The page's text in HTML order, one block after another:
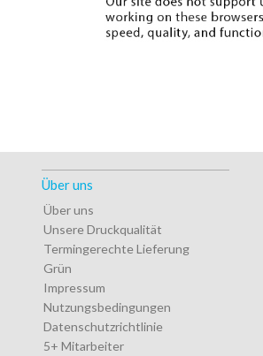
Über uns
Über uns
Unsere Druckqualität
Termingerechte Lieferung
Grün
Impressum
Nutzungsbedingungen
Datenschutzrichtlinie
5+ Mitarbeiter